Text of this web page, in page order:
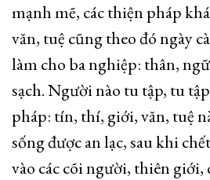
mạnh mẽ, các thiện pháp
văn, tuệ cũng theo đó ngày
làm cho ba nghiệp: thân,
sạch. Người nào tu tập, tu
pháp: tín, thí, giới, văn, tuệ
sống được an lạc, sau khi
vào các cõi người, thiên